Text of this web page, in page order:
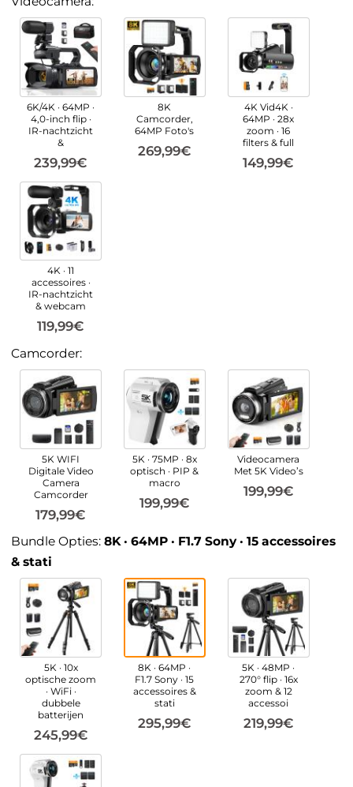
6K/4K · 64MP ·
4,0-inch flip ·
IR-nachtzicht
&
239,99€
8K
Camcorder,
64MP Foto's
269,99€
4K Vid4K ·
64MP · 28x
zoom · 16
filters & full
149,99€
4K · 11
accessoires ·
IR-nachtzicht
& webcam
119,99€
Camcorder:
5K WIFI
Digitale Video
Camera
Camcorder
179,99€
5K · 75MP · 8x
optisch · PIP &
macro
199,99€
Videocamera
Met 5K Video’s
199,99€
Bundle Opties:8K · 64MP · F1.7 Sony · 15 accessoires
& stati
5K · 10x
optische zoom
· WiFi ·
dubbele
batterijen
245,99€
8K · 64MP ·
F1.7 Sony · 15
accessoires &
stati
295,99€
5K · 48MP ·
270° flip · 16x
zoom & 12
accessoi
219,99€